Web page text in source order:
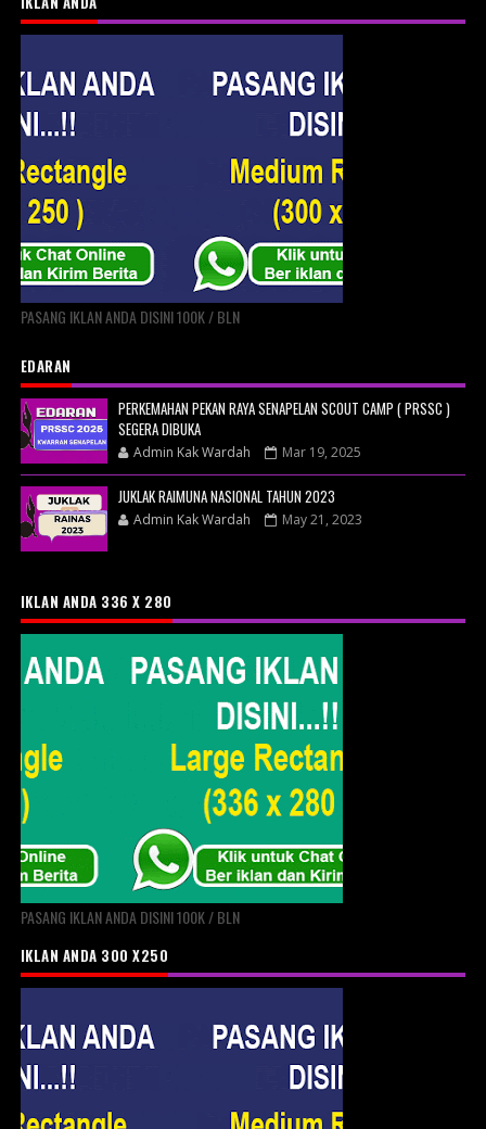
PASANG IKLAN ANDA DISINI 100K / BLN
EDARAN
PERKEMAHAN PEKAN RAYA SENAPELAN SCOUT CAMP ( PRSSC )
SEGERA DIBUKA
Admin Kak Wardah Mar 19, 2025
JUKLAK RAIMUNA NASIONAL TAHUN 2023
Admin Kak Wardah May 21, 2023
IKLAN ANDA 336 X 280
PASANG IKLAN ANDA DISINI 100K / BLN
IKLAN ANDA 300 X250